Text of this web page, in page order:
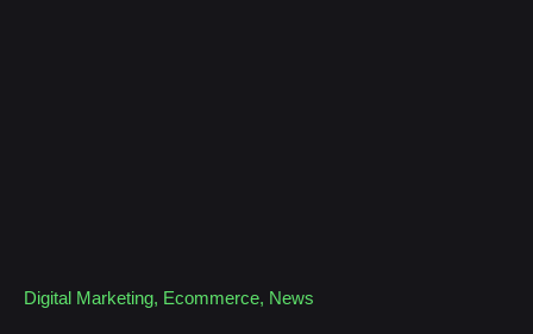
Digital Marketing Ecommerce News